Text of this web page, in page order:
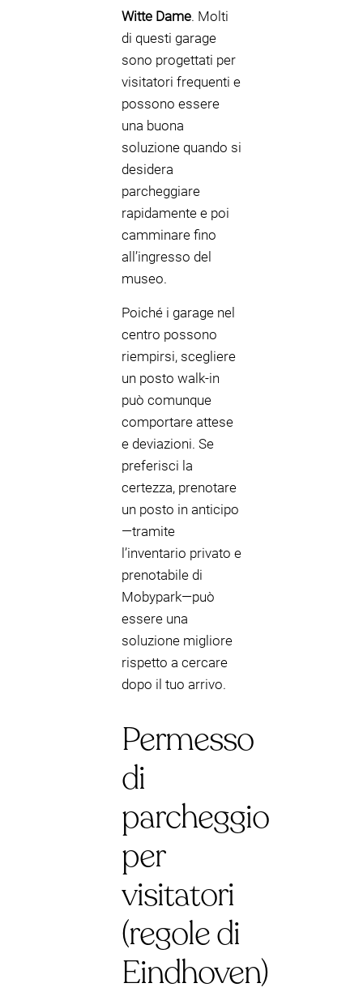
Witte Dame. Molti
di questi garage
sono progettati per
visitatori frequenti e
possono essere
una buona
soluzione quando si
desidera
parcheggiare
rapidamente e poi
camminare fino
all’ingresso del
museo.
Poiché i garage nel
centro possono
riempirsi, scegliere
un posto walk-in
può comunque
comportare attese
e deviazioni. Se
preferisci la
certezza, prenotare
un posto in anticipo
—tramite
l’inventario privato e
prenotabile di
Mobypark—può
essere una
soluzione migliore
rispetto a cercare
dopo il tuo arrivo.
Permesso
di
parcheggio
per
visitatori
(regole di
Eindhoven)